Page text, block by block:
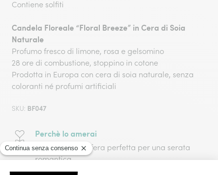
Contiene solfiti​
Candela Floreale “Floral Breeze” in Cera di Soia
Naturale​
Profumo fresco di limone, rosa e gelsomino​
28 ore di combustione, stoppino in cotone​
Prodotta in Europa con cera di soia naturale, senza
coloranti né profumi artificiali​
SKU: BF047
Perchè lo amerai
Crea l’atmosfera perfetta per una serata
romantica​.
Unisce eleganza, profumo e gusto in un solo